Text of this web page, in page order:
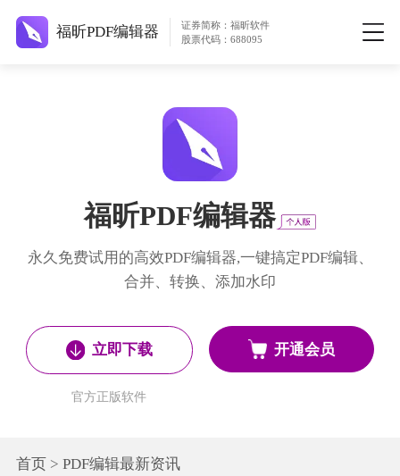
福昕PDF编辑器
证券简称：福昕软件
股票代码：688095
福昕PDF编辑器
永久免费试用的高效PDF编辑器,一键搞定PDF编辑、
合并、转换、添加水印
立即下载
官方正版软件
开通会员
首页> PDF编辑最新资讯